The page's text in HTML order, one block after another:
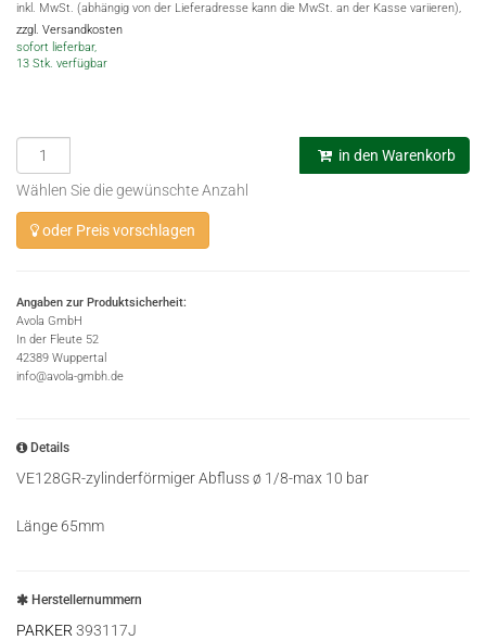
inkl. MwSt. (abhängig von der Lieferadresse kann die MwSt. an der Kasse variieren),
zzgl. Versandkosten
sofort lieferbar,
13 Stk. verfügbar
in den Warenkorb
Wählen Sie die gewünschte Anzahl
oder Preis vorschlagen
Angaben zur Produktsicherheit:
Avola GmbH
In der Fleute 52
42389 Wuppertal
info@avola-gmbh.de
Details
VE128GR-zylinderförmiger Abfluss ø 1/8-max 10 bar
Länge 65mm
Herstellernummern
PARKER 393117J